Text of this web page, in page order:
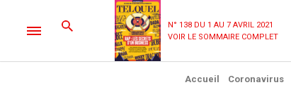
N° 138 DU 1 AU 7 AVRIL 2021
VOIR LE SOMMAIRE COMPLET
Accueil Coronavirus